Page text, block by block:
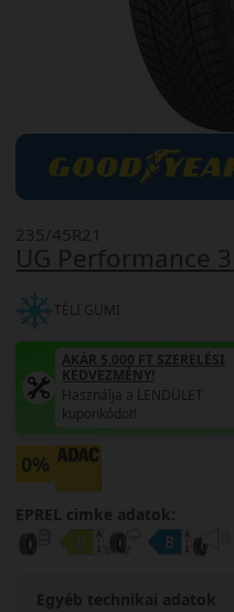
UG Performance 3
235/45R21
TÉLI GUMI
AKÁR 5.000 FT SZERELÉSI
KEDVEZMÉNY!
Használja a LENDÜLET
kuponkódot!
0%
EPREL cimke adatok:
Egyéb technikai adatok